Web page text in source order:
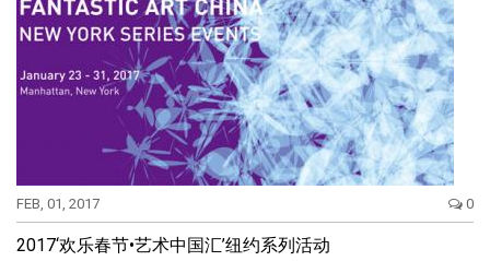
FEB, 01, 2017 0
2017‘欢乐春节•艺术中国汇’纽约系列活动